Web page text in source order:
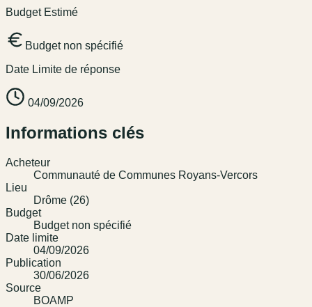
Budget Estimé
Budget non spécifié
Date Limite de réponse
04/09/2026
Informations clés
Acheteur
Communauté de Communes Royans-Vercors
Lieu
Drôme (26)
Budget
Budget non spécifié
Date limite
04/09/2026
Publication
30/06/2026
Source
BOAMP